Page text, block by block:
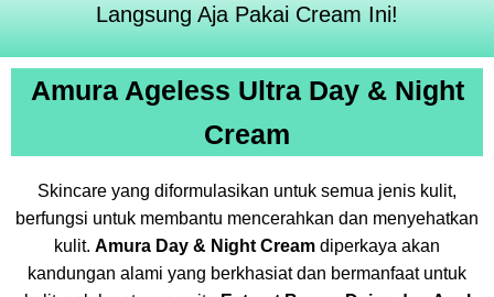
Langsung Aja Pakai Cream Ini!
Amura Ageless Ultra Day & Night
Cream
Skincare yang diformulasikan untuk semua jenis kulit,
berfungsi untuk membantu mencerahkan dan menyehatkan
kulit. Amura Day & Night Cream diperkaya akan
kandungan alami yang berkhasiat dan bermanfaat untuk